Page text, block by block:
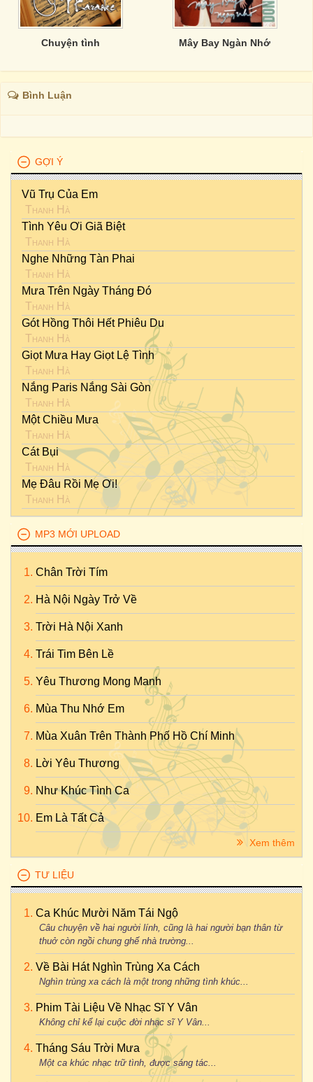
Chuyện tình Mây Bay Ngàn Nhớ
Bình Luận
GỢI Ý
Vũ Trụ Của Em
Thanh Hà
Tình Yêu Ơi Giã Biệt
Thanh Hà
Nghe Những Tàn Phai
Thanh Hà
Mưa Trên Ngày Tháng Đó
Thanh Hà
Gót Hồng Thôi Hết Phiêu Du
Thanh Hà
Giọt Mưa Hay Giọt Lệ Tình
Thanh Hà
Nắng Paris Nắng Sài Gòn
Thanh Hà
Một Chiều Mưa
Thanh Hà
Cát Bụi
Thanh Hà
Mẹ Đâu Rồi Mẹ Ơi!
Thanh Hà
MP3 MỚI UPLOAD
Chân Trời Tím
Hà Nội Ngày Trở Về
Trời Hà Nội Xanh
Trái Tim Bên Lề
Yêu Thương Mong Manh
Mùa Thu Nhớ Em
Mùa Xuân Trên Thành Phố Hồ Chí Minh
Lời Yêu Thương
Như Khúc Tình Ca
Em Là Tất Cả
Xem thêm
TƯ LIỆU
Ca Khúc Mười Năm Tái Ngộ
Câu chuyện về hai người lính, cũng là hai người bạn thân từ
thuở còn ngồi chung ghế nhà trường...
Về Bài Hát Nghìn Trùng Xa Cách
Nghìn trùng xa cách là một trong những tình khúc...
Phim Tài Liệu Về Nhạc Sĩ Y Vân
Không chỉ kể lại cuộc đời nhạc sĩ Y Vân...
Tháng Sáu Trời Mưa
Một ca khúc nhạc trữ tình, được sáng tác...